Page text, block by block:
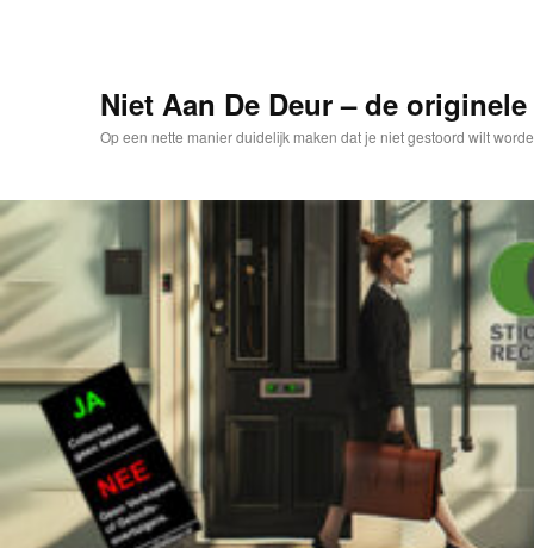
Niet Aan De Deur – de
Op een nette manier duidelijk maken dat je niet gestoord wilt